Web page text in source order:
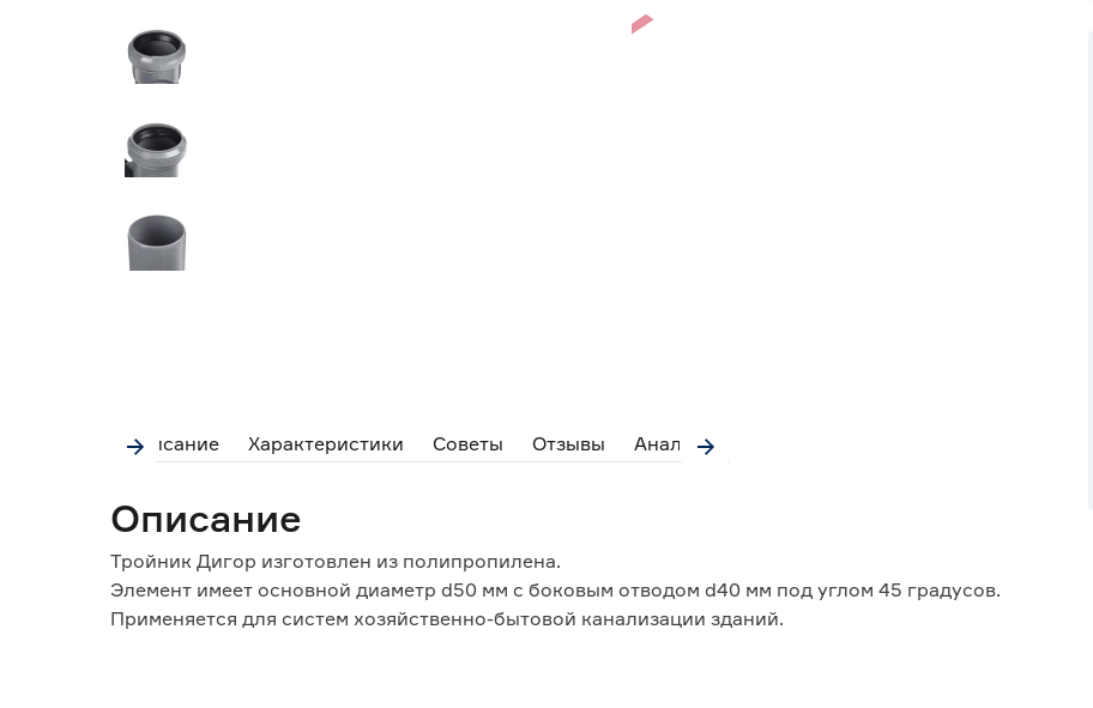
Описание Характеристики Советы Отзывы Аналоги
Описание
Тройник Дигор изготовлен из полипропилена.
Элемент имеет основной диаметр d50 мм с боковым отводом d40 мм под углом 45 градусов.
Применяется для систем хозяйственно-бытовой канализации зданий.